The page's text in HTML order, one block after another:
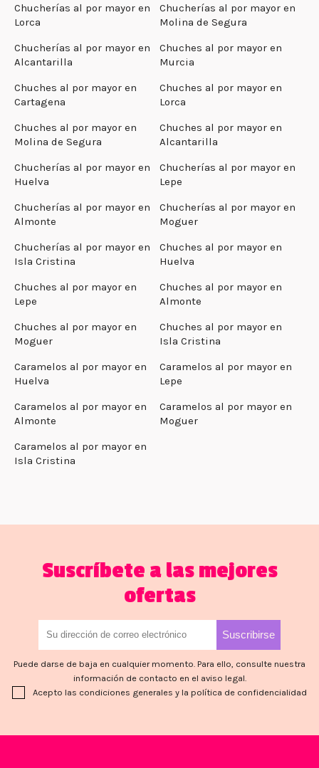
Chucherías al por mayor en
Lorca
Chucherías al por mayor en
Molina de Segura
Chucherías al por mayor en
Alcantarilla
Chuches al por mayor en
Murcia
Chuches al por mayor en
Cartagena
Chuches al por mayor en
Lorca
Chuches al por mayor en
Molina de Segura
Chuches al por mayor en
Alcantarilla
Chucherías al por mayor en
Huelva
Chucherías al por mayor en
Lepe
Chucherías al por mayor en
Almonte
Chucherías al por mayor en
Moguer
Chucherías al por mayor en
Isla Cristina
Chuches al por mayor en
Huelva
Chuches al por mayor en
Lepe
Chuches al por mayor en
Almonte
Chuches al por mayor en
Moguer
Chuches al por mayor en
Isla Cristina
Caramelos al por mayor en
Huelva
Caramelos al por mayor en
Lepe
Caramelos al por mayor en
Almonte
Caramelos al por mayor en
Moguer
Caramelos al por mayor en
Isla Cristina
Suscríbete a las mejores
ofertas
Puede darse de baja en cualquier momento. Para ello, consulte nuestra
información de contacto en el aviso legal.
Acepto las condiciones generales y la política de confidencialidad